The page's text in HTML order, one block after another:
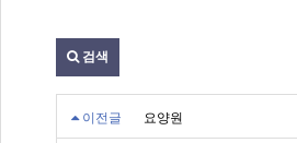
검색
이전글 요양원